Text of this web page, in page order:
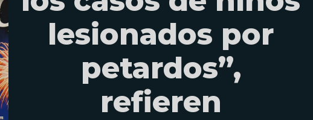
lesionados por
petardos”,
refieren